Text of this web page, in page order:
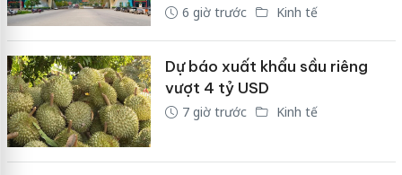
6 giờ trước Kinh tế
Dự báo xuất khẩu sầu riêng
vượt 4 tỷ USD
7 giờ trước Kinh tế